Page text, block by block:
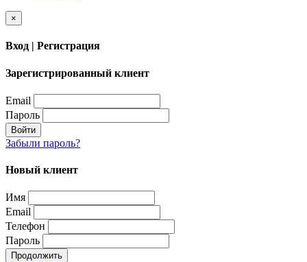
×
Вход | Регистрация
Зарегистрированный клиент
Email
Пароль
Войти
Забыли пароль?
Новый клиент
Имя
Email
Телефон
Пароль
Продолжить